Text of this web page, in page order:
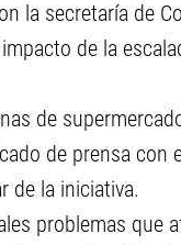
la secretaría de
de la
de
de prensa con
de la iniciativa.
problemas que